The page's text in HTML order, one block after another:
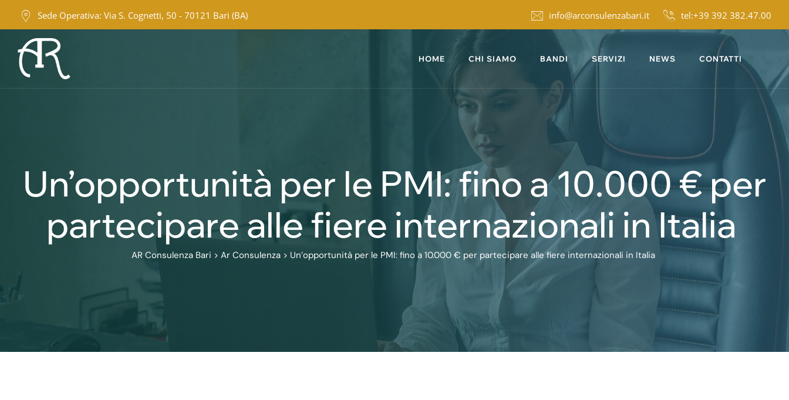
content
Sede Operativa: Via S. Cognetti, 50 - 70121 Bari (BA) info@arconsulenzabari.it tel:+39 392 382.47.00
HOME CHI SIAMO BANDI SERVIZI NEWS CONTATTI
Un’opportunità per le PMI: fino a 10.000 € per
partecipare alle fiere internazionali in Italia
AR Consulenza Bari > Ar Consulenza > Un’opportunità per le PMI: fino a 10.000 € per partecipare alle fiere internazionali in Italia